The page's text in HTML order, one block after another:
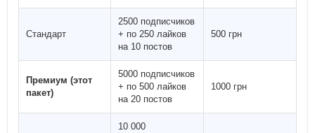
Стандарт
2500 подписчиков
+ по 250 лайков
на 10 постов
500 грн
Премиум (этот
пакет)
5000 подписчиков
+ по 500 лайков
на 20 постов
1000 грн
10 000